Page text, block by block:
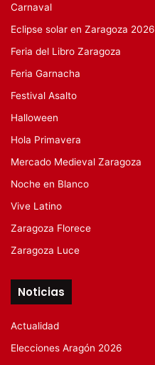
Carnaval
Eclipse solar en Zaragoza 2026
Feria del Libro Zaragoza
Feria Garnacha
Festival Asalto
Halloween
Hola Primavera
Mercado Medieval Zaragoza
Noche en Blanco
Vive Latino
Zaragoza Florece
Zaragoza Luce
Noticias
Actualidad
Elecciones Aragón 2026